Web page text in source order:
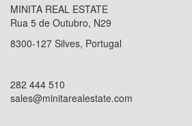
MINITA REAL ESTATE
Rua 5 de Outubro, N29
8300-127 Silves, Portugal
282 444 510
sales@minitarealestate.com